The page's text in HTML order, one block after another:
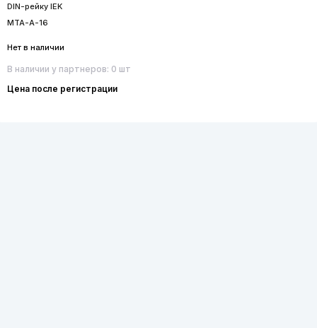
DIN-рейку IEK
MTA-A-16
Нет в наличии
В наличии у партнеров: 0 шт
Цена после регистрации